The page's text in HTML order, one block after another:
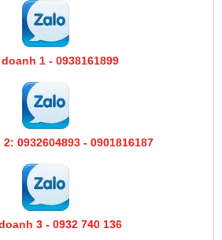
1 - 0938161899
0932604893 - 0901816187
3 - 0932 740 136